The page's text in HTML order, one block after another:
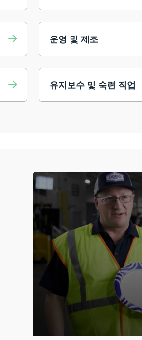
운영 및 제조
유지보수 및 숙련 직업